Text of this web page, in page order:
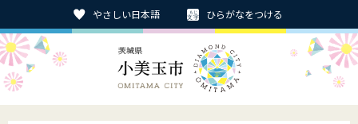
やさしい日本語 ひらがなをつける